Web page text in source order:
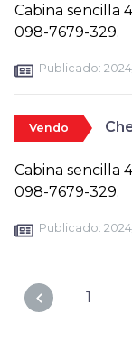
Cabina sencilla
098-7679-329.
Publicado:
Vendo
Cabina sencilla
098-7679-329.
Publicado:
1